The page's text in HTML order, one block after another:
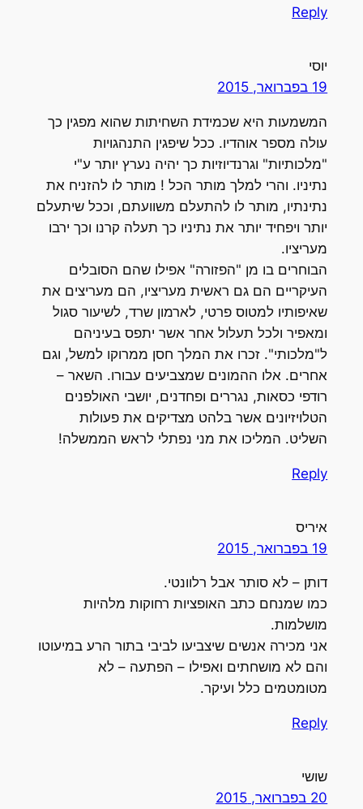
Reply
יוסי
19 בפברואר, 2015
המשמעות היא שכמידת השחיתות שהוא מפגין כך
עולה מספר אוהדיו. ככל שיפגין התנהגויות
"מלכותיות" וגרנדיוזיות כך יהיה נערץ יותר ע"י
נתיניו. והרי למלך מותר הכל ! מותר לו להזניח את
נתינתיו, מותר לו להתעלם משוועתם, וככל שיתעלם
יותר ויפחיד יותר את נתיניו כך תעלה קרנו וכך ירבו
מעריציו.
הבוחרים בו מן "הפזורה" אפילו שהם הסובלים
העיקריים הם גם ראשית מעריציו, הם מעריצים את
שאיפותיו למטוס פרטי, לארמון שרד, לשיעור סגול
ומאפיר ולכל תעלול אחר אשר יתפס בעיניהם
ל"מלכותי". זכרו את המלך חסן ממרוקו למשל, וגם
אחרים. אלו ההמונים שמצביעים עבורו. השאר –
רודפי כסאות, נגררים ופחדנים, יושבי האולפנים
הטלויזיונים אשר בלהט מצדיקים את פעולות
השליט. המליכו את מני נפתלי לראש הממשלה!
Reply
איריס
19 בפברואר, 2015
דותן – לא סותר אבל רלוונטי.
כמו שמנחם כתב האופציות רחוקות מלהיות
מושלמות.
אני מכירה אנשים שיצביעו לביבי בתור הרע במיעוטו
והם לא מושחתים ואפילו – הפתעה – לא
מטומטמים כלל ועיקר.
Reply
שושי
20 בפברואר, 2015